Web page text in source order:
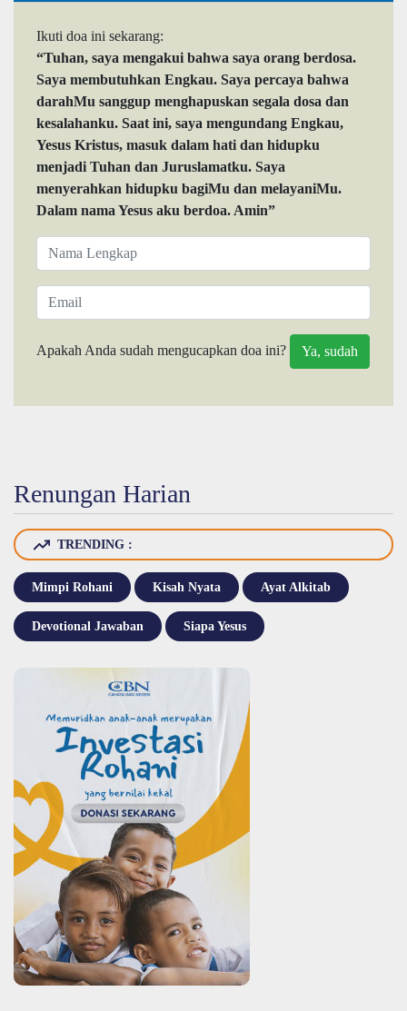
Ikuti doa ini sekarang:
“Tuhan, saya mengakui bahwa saya orang berdosa.
Saya membutuhkan Engkau. Saya percaya bahwa
darahMu sanggup menghapuskan segala dosa dan
kesalahanku. Saat ini, saya mengundang Engkau,
Yesus Kristus, masuk dalam hati dan hidupku
menjadi Tuhan dan Juruslamatku. Saya
menyerahkan hidupku bagiMu dan melayaniMu.
Dalam nama Yesus aku berdoa. Amin”
Apakah Anda sudah mengucapkan doa ini?
Renungan Harian
TRENDING :
Mimpi Rohani Kisah Nyata Ayat Alkitab
Devotional Jawaban Siapa Yesus